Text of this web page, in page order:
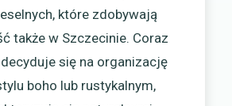
które zdobywają
także w Szczecinie. Coraz
się na organizację
boho lub rustykalnym,